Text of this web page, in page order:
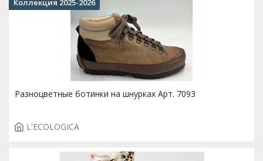
Разноцветные ботинки на шнурках Арт. 7093
L'ECOLOGICA
Коллекция 2025-2026